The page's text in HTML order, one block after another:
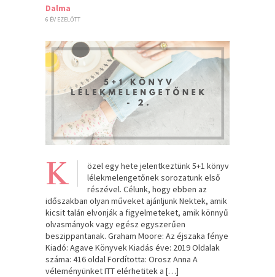
Dalma
6 ÉV EZELŐTT
K
özel egy hete jelentkeztünk 5+1 könyv
lélekmelengetőnek sorozatunk első
részével. Célunk, hogy ebben az
időszakban olyan műveket ajánljunk Nektek, amik
kicsit talán elvonják a figyelmeteket, amik könnyű
olvasmányok vagy egész egyszerűen
beszippantanak. Graham Moore: Az ​éjszaka fénye
Kiadó: Agave Könyvek Kiadás éve: 2019 Oldalak
száma: 416 oldal Fordította: Orosz Anna A
véleményünket ITT elérhetitek a […]